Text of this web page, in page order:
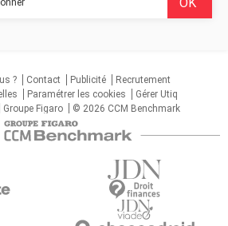
?
Contact Publicité
Recrutement
Paramétrer les cookies
Gérer Utiq
Groupe Figaro © 2026 CCM Benchmark